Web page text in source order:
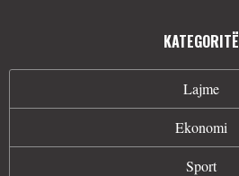
KATEGORITË
Lajme
Ekonomi
Sport